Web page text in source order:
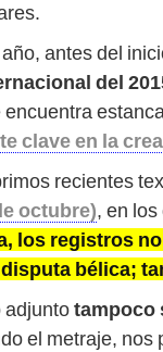
antes del
del
clave en la
recientes
octubre), en
los registros
bélica;
adjuntotampoco
el metraje, nos